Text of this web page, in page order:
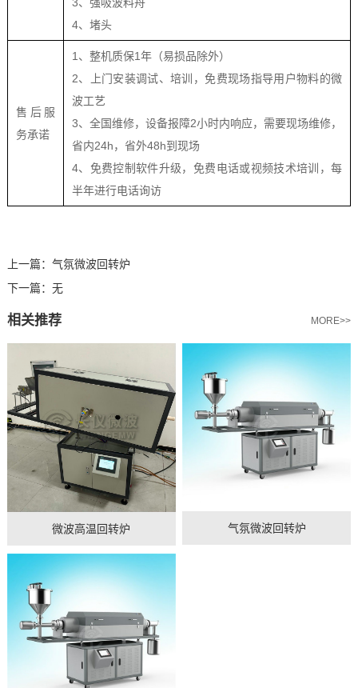
4、堵头
售后服
务承诺
1、整机质保1年（易损品除外）
2、上门安装调试、培训，免费现场指导用户物料的微
波工艺
3、全国维修，设备报障2小时内响应，需要现场维修，
省内24h，省外48h到现场
4、免费控制软件升级，免费电话或视频技术培训，每
半年进行电话询访
上一篇： 气氛微波回转炉
下一篇： 无
相关推荐 MORE>>
微波高温回转炉 气氛微波回转炉